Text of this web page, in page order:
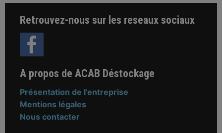
Retrouvez-nous sur les reseaux sociaux
A propos de ACAB Déstockage
Présentation de l’entreprise
Mentions légales
Nous contacter